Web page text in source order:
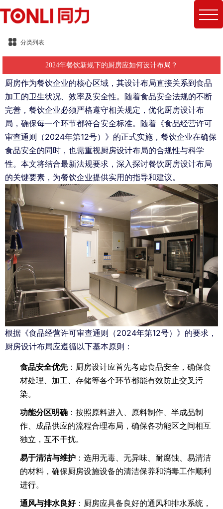
分类列表
2024年餐饮新规下的厨房应如何设计布局？
厨房作为餐饮企业的核心区域，其设计布局直接关系到食品
加工的卫生状况、效率及安全性。随着食品安全法规的不断
完善，餐饮企业必须严格遵守相关规定，优化厨房设计布
局，确保每一个环节都符合安全标准。 随着《食品经营许可
审查通则（2024年第12号）》的正式实施，餐饮企业在确保
食品安全的同时，也需重视厨房设计布局的合规性与科学
性。本文将结合最新法规要求，深入探讨餐饮厨房设计布局
的关键要素，为餐饮企业提供实用的指导和建议。
根据《食品经营许可审查通则（2024年第12号）》的要求，
厨房设计布局应遵循以下基本原则：
食品安全优先：厨房设计应首先考虑食品安全，确保食
材处理、加工、存储等各个环节都能有效防止交叉污
染。
功能分区明确 ：按照原料进入、原料制作、半成品制
作、成品供应的流程合理布局，确保各功能区之间相互
独立，互不干扰。
易于清洁与维护 ：选用无毒、无异味、耐腐蚀、易清洁
的材料，确保厨房设施设备的清洁保养和消毒工作顺利
进行。
通风与排水良好：厨房应具备良好的通风和排水系统，